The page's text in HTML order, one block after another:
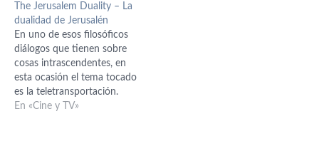
Leonard preparando una
fiesta de cumpleaños puede
deparar multitud de
sorpresas. Wolowitz y su
alergia…
The Jerusalem Duality – La
dualidad de Jerusalén
En uno de esos filosóficos
diálogos que tienen sobre
cosas intrascendentes, en
esta ocasión el tema tocado
es la teletransportación.
Sheldon, como no, lo
En «Cine y TV»